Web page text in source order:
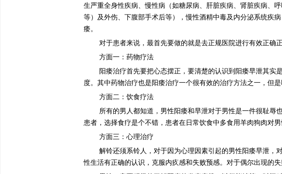
生严重全身性疾病、慢性病（如糖尿病、肝脏疾病、肾脏疾病、
等）及外伤、下腹部手术后等），慢性酒精中毒及内分泌系统疾
痿。
对于患者来说，最首先要做的就是去正规医院进行有效正确正
方面一：药物疗法
阳痿治疗首先要把心态摆正，要清楚的认识到阳痿早泄其实
度。其中药物治疗也是阳痿治疗一个很有效的治疗方法之一，但
方面二：饮食疗法
所有的男人都知道，男性阳痿和早泄对于男性是一件很耻辱
患者，选择食疗是个不错，患者在日常饮食中多食用羊肉狗肉对
方面三：心理治疗
解铃还须系铃人，对于因为心理因素引起的男性阳痿早泄，
性生活有正确的认识，克服内疚感和失败预感。对于偶尔出现的